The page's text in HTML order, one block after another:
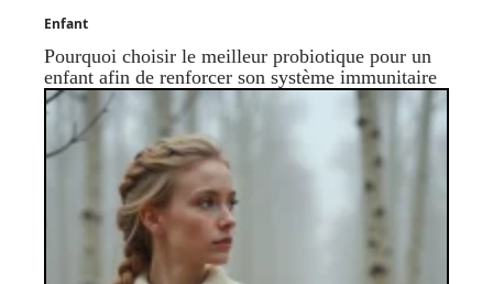
Enfant
Pourquoi choisir le meilleur probiotique pour un
enfant afin de renforcer son système immunitaire